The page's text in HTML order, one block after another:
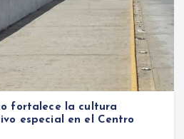
fortalece la cultura
especial en el Centro